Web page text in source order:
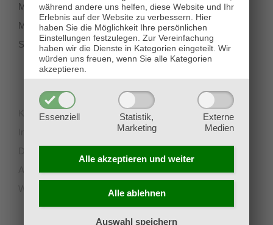
während andere uns helfen, diese Website und Ihr
Erlebnis auf der Website zu verbessern. Hier
haben Sie die Möglichkeit Ihre persönlichen
Einstellungen festzulegen. Zur Vereinfachung
haben wir die Dienste in Kategorien eingeteilt. Wir
würden uns freuen, wenn Sie alle Kategorien
akzeptieren.
Essenziell
Statistik,
Marketing
Externe
Medien
Alle akzeptieren und weiter
Alle ablehnen
Auswahl speichern
Montag-Dienstag 11:00 - 18:00
Mittwoch-Freitag 11:00-19:00
Samstag 12:00 - 18:00
Kontakt